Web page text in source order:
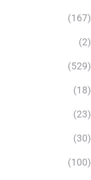
(167)
(2)
(529)
(18)
(23)
(30)
(100)